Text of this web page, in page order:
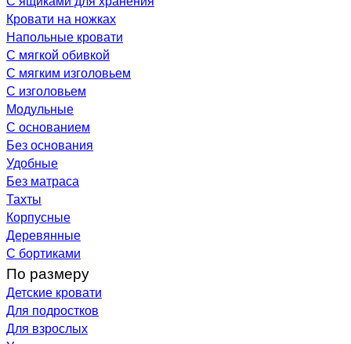
Кровати на ножках
Напольные кровати
С мягкой обивкой
С мягким изголовьем
С изголовьем
Модульные
С основанием
Без основания
Удобные
Без матраса
Тахты
Корпусные
Деревянные
С бортиками
По размеру
Детские кровати
Для подростков
Для взрослых